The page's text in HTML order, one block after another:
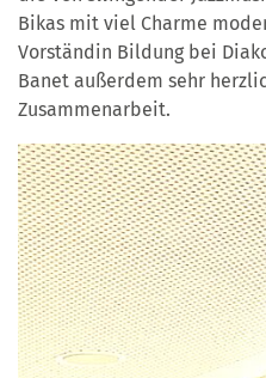
Bikas mit viel Charme
Vorständin Bildung bei
Banet außerdem sehr
Zusammenarbeit.